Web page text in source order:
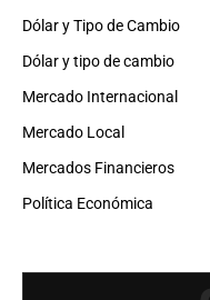
Dólar y Tipo de Cambio
Dólar y tipo de cambio
Mercado Internacional
Mercado Local
Mercados Financieros
Política Económica